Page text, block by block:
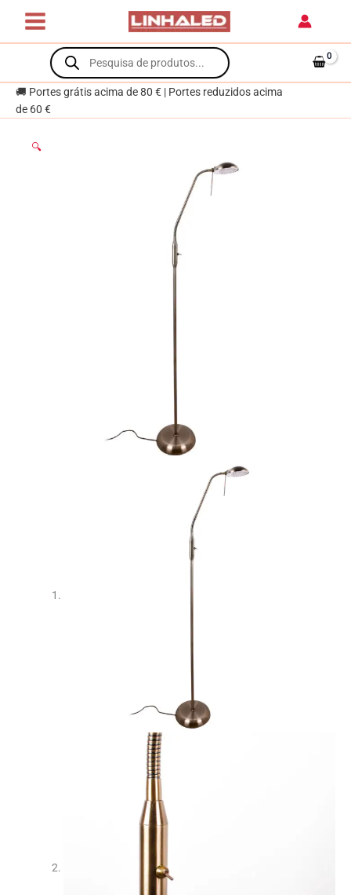
content
Products
search
🚚 Portes grátis acima de 80 € | Portes reduzidos acima
de 60 €
🔍
STU
1xG9
Oxidado